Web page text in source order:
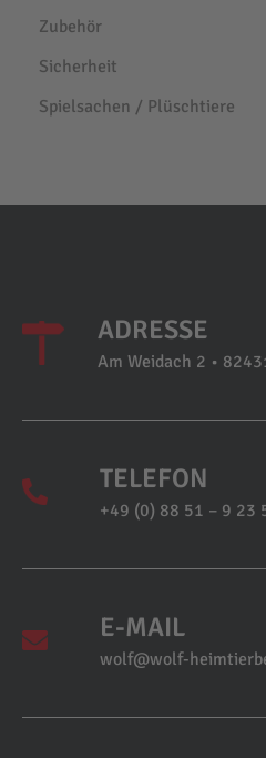
Zubehör
Sicherheit
Spielsachen / Plüschtiere
ADRESSE
Am Weidach 2 •
TELEFON
+49 (0) 88 51 – 9 23
E-MAIL
wolf@wolf-